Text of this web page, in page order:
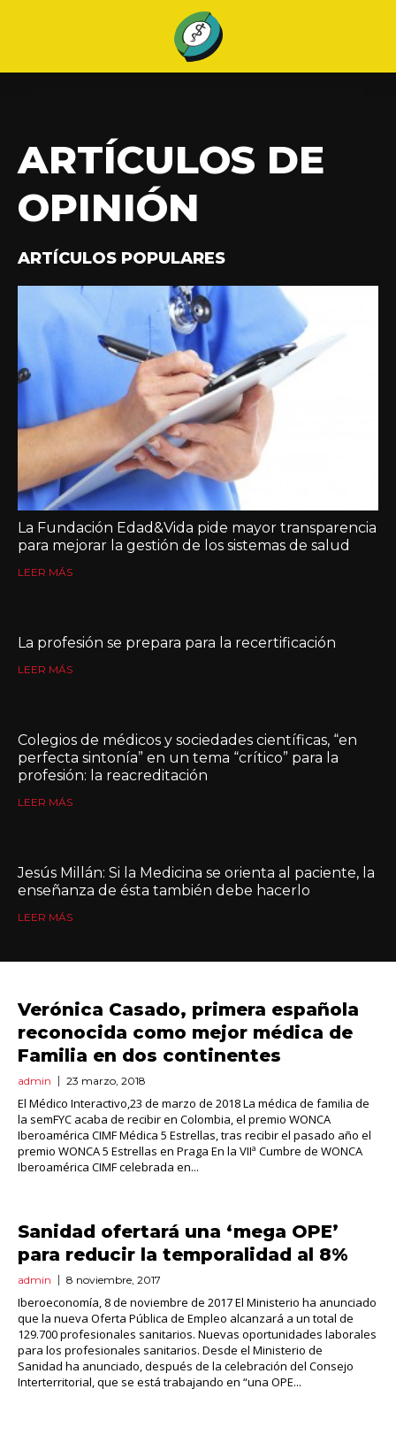
ARTÍCULOS DE
OPINIÓN
ARTÍCULOS POPULARES
La Fundación Edad&Vida pide mayor transparencia
para mejorar la gestión de los sistemas de salud
LEER MÁS
La profesión se prepara para la recertificación
LEER MÁS
Colegios de médicos y sociedades científicas, “en
perfecta sintonía” en un tema “crítico” para la
profesión: la reacreditación
LEER MÁS
Jesús Millán: Si la Medicina se orienta al paciente, la
enseñanza de ésta también debe hacerlo
LEER MÁS
Verónica Casado, primera española
reconocida como mejor médica de
Familia en dos continentes
admin 23 marzo, 2018
El Médico Interactivo,23 de marzo de 2018 La médica de familia de
la semFYC acaba de recibir en Colombia, el premio WONCA
Iberoamérica CIMF Médica 5 Estrellas, tras recibir el pasado año el
premio WONCA 5 Estrellas en Praga En la VIIª Cumbre de WONCA
Iberoamérica CIMF celebrada en...
Sanidad ofertará una ‘mega OPE’
para reducir la temporalidad al 8%
admin 8 noviembre, 2017
Iberoeconomía, 8 de noviembre de 2017 El Ministerio ha anunciado
que la nueva Oferta Pública de Empleo alcanzará a un total de
129.700 profesionales sanitarios. Nuevas oportunidades laborales
para los profesionales sanitarios. Desde el Ministerio de
Sanidad ha anunciado, después de la celebración del Consejo
Interterritorial, que se está trabajando en “una OPE...